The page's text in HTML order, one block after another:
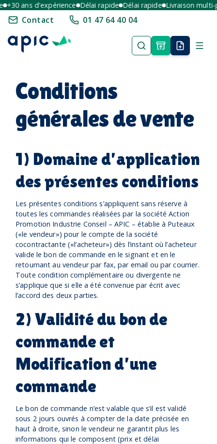
+30 ans d'expérience Délai rapide Délai rapide Livraison multi-
Contact 01 47 64 40 04
Conditions
générales de vente
1) Domaine d’application
des présentes conditions
Les présentes conditions s’appliquent sans réserve à
toutes les commandes réalisées par la société Action
Promotion Industrie Conseil – APIC – établie à Puteaux
(«le vendeur») pour le compte de la société
cocontractante («l’acheteur») dès l’instant où l’acheteur
valide le bon de commande en le signant et en le
retournant au vendeur par fax, par email ou par courrier.
Toute condition complémentaire ou divergente ne
s’applique que si elle a été convenue par écrit avec
l’accord des deux parties.
2) Validité du bon de
commande et
Modification d’une
commande
Le bon de commande n’est valable que s’il est validé
sous 2 jours ouvrés à compter de la date précisée en
haut à droite, sinon le vendeur ne garantit plus les
informations qui le composent (prix et délai